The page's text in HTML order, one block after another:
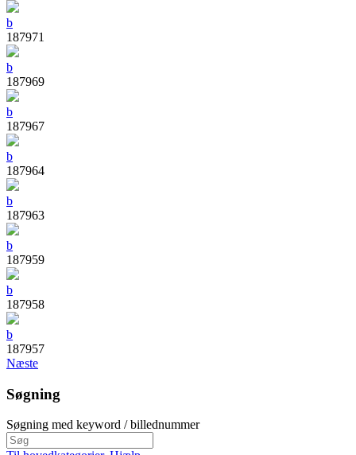
b
187971
b
187969
b
187967
b
187964
b
187963
b
187959
b
187958
b
187957
Næste
Søgning
Søgning med keyword / billednummer